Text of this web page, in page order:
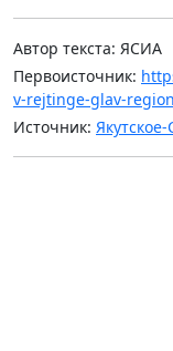
Автор текста: ЯСИА
Первоисточник:
v-rejtinge-glav-
Источник: